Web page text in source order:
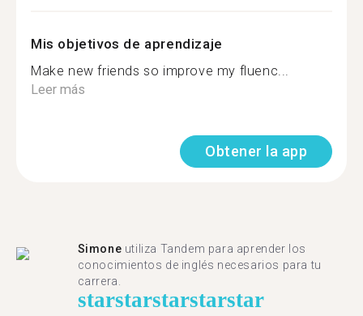
Mis objetivos de aprendizaje
Make new friends so improve my fluenc...
Leer más
Obtener la app
Simone utiliza Tandem para aprender los
conocimientos de inglés necesarios para tu
carrera.
starstarstarstarstar